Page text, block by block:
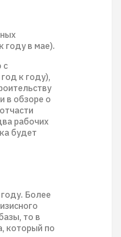
году в мае).
с
к году),
в обзоре о
рабочих
будет
Более
то в
который по